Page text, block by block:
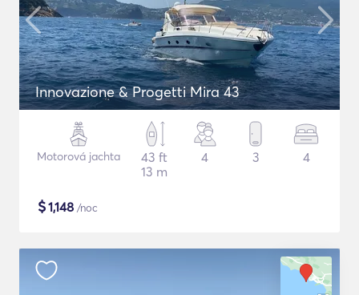
Innovazione & Progetti Mira 43
Motorová jachta
43 ft
13 m
4 3 4
$1,148 /noc